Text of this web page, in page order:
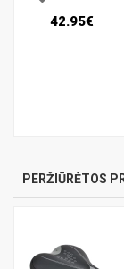
42.95€
PERŽIŪRĖTOS